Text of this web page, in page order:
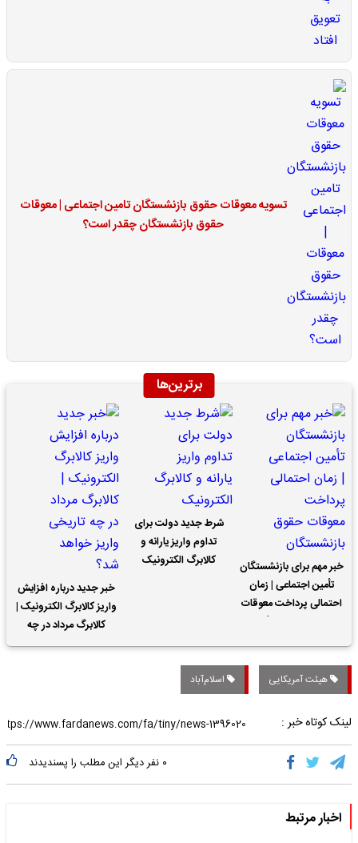
تسویه معوقات حقوق بازنشستگان تامین اجتماعی | معوقات
حقوق بازنشستگان چقدر است؟
برترین‌ها
خبر مهم برای بازنشستگان
تأمین اجتماعی | زمان
احتمالی پرداخت معوقات
شرط جدید دولت برای
تداوم واریز یارانه و
کالابرگ الکترونیک
خبر جدید درباره افزایش
واریز کالابرگ الکترونیک |
کالابرگ مرداد در چه
تاریخی واریز خواهد شد؟
هیئت آمریکایی اسلام‌آباد
لینک کوتاه خبر :
۰ نفر دیگر این مطلب را پسندیدند
اخبار مرتبط